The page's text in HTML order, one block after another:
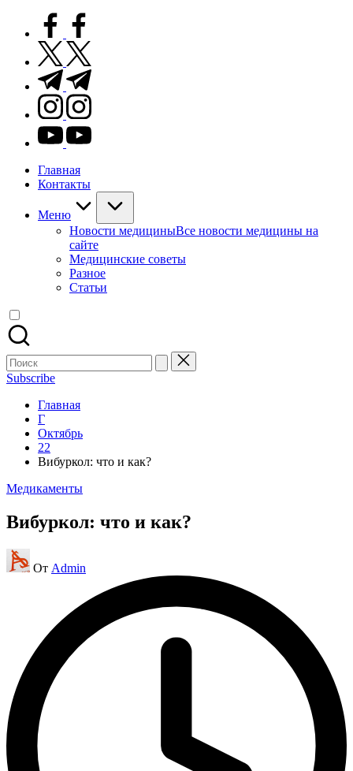
facebook.com
twitter.com
t.me
instagram.com
youtube.com
Главная
Контакты
Меню
Новости медициныВсе новости медицины на
сайте
Медицинские советы
Разное
Статьи
Поиск
для:
Subscribe
Главная
Г
Октябрь
22
Вибуркол: что и как?
Опубликовано
Медикаменты
Вибуркол: что и как?
Запись
от
От Admin